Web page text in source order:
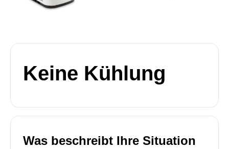
Keine Kühlung
Was beschreibt Ihre Situation